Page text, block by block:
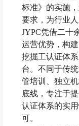
标准》的实施
要求，为行业
JYPC凭借二十
运营优势，构
挖掘工认证体
台。不同于传
管培训、独立
底线，专注于
认证体系的实
可。